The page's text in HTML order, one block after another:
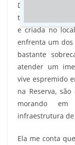
Dourados e fala
tomadas para
e criada no
enfrenta um dos
bastante
atender um
vive espremido
na Reserva,
morando
infraestrutura
Ela me conta